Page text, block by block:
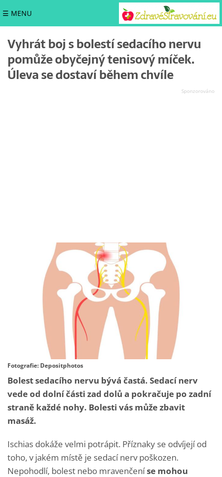
☰ MENU
Vyhrát boj s bolestí sedacího nervu
pomůže obyčejný tenisový míček.
Úleva se dostaví během chvíle
Fotografie: Depositphotos
Bolest sedacího nervu bývá častá. Sedací nerv
vede od dolní části zad dolů a pokračuje po zadní
straně každé nohy. Bolesti vás může zbavit
masáž.
Ischias dokáže velmi potrápit. Příznaky se odvíjejí od
toho, v jakém místě je sedací nerv poškozen.
Nepohodlí, bolest nebo mravenčeníse mohou